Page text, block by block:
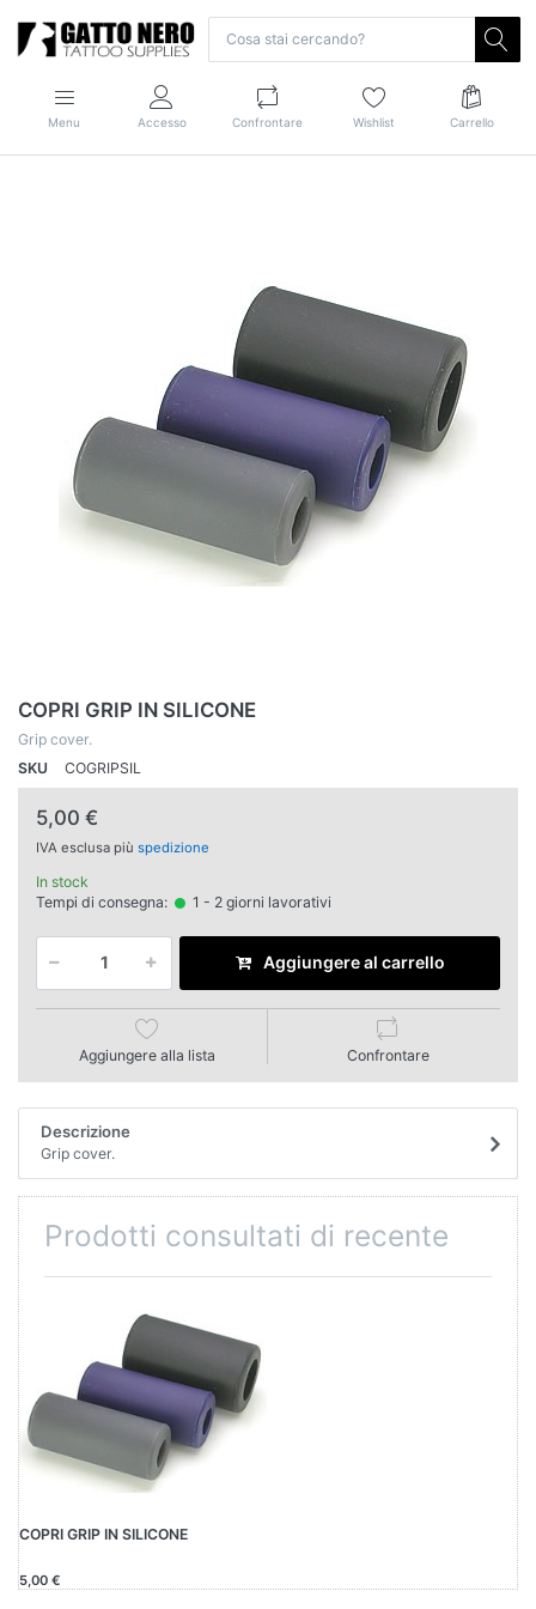
Menu Accesso Confrontare Wishlist Carrello
COPRI GRIP IN SILICONE
Grip cover.
SKU
COGRIPSIL
5,00 €
IVA esclusa più spedizione
In stock
Tempi di consegna:
1 - 2 giorni lavorativi
Aggiungere al carrello
Aggiungere alla lista Confrontare
Descrizione
Grip cover.
Prodotti consultati di recente
COPRI GRIP IN SILICONE
5,00 €